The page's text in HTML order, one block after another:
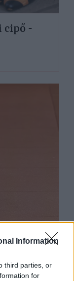
Information
third parties, or
for
cipő -
a
láttunk